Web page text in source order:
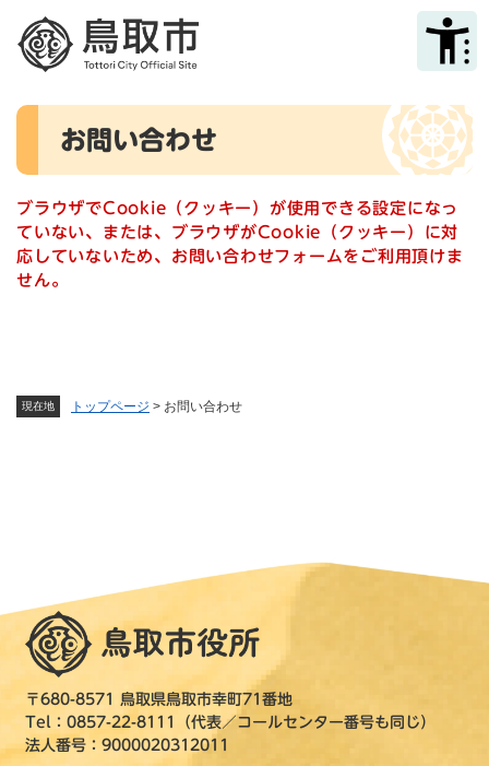
メニューを飛ばして本文へ
現在地 トップページ > お問い合わせ
本
お問い合わせ
ブラウザでCookie（クッキー）が使用できる設定になっ
ていない、または、ブラウザがCookie（クッキー）に対
応していないため、お問い合わせフォームをご利用頂けま
せん。
〒680-8571 鳥取県鳥取市幸町71番地
Tel：0857-22-8111（代表／コールセンター番号も同じ）
法人番号：9000020312011